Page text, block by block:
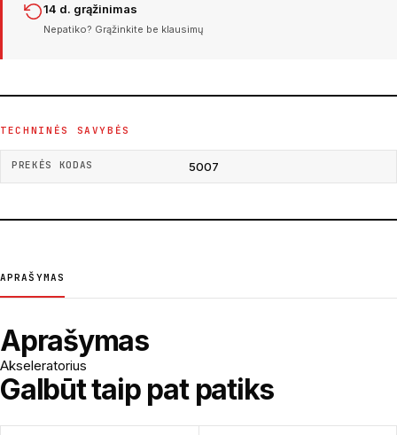
14 d. grąžinimas
Nepatiko? Grąžinkite be klausimų
TECHNINĖS SAVYBĖS
PREKĖS KODAS 5007
APRAŠYMAS
Aprašymas
Akseleratorius
Galbūt taip pat patiks